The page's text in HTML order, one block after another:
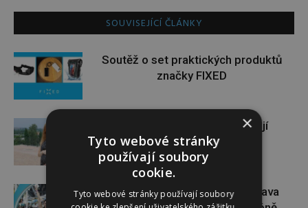
SOUVISEJÍCÍ ČLÁNKY
Soutěž o set praktických produktů
značky FIXED
Gabriela Soukalová se nebojí
sportovat ani v těhotenství
Dopřejte si na Colours of Ostrava
×
Tyto webové stránky
používají soubory
cookie.
Tyto webové stránky používají soubory